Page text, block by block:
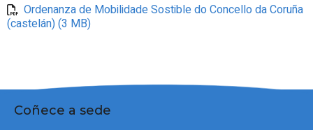
Ordenanza de Mobilidade Sostible do Concello da Coruña
(castelán) (3 MB)
Coñece a sede